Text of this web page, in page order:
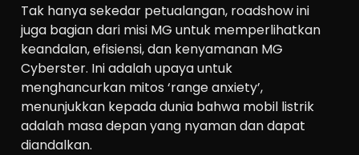
Tak hanya sekedar petualangan, roadshow ini
juga bagian dari misi MG untuk memperlihatkan
keandalan, efisiensi, dan kenyamanan MG
Cyberster. Ini adalah upaya untuk
menghancurkan mitos ‘range anxiety’,
menunjukkan kepada dunia bahwa mobil listrik
adalah masa depan yang nyaman dan dapat
diandalkan.